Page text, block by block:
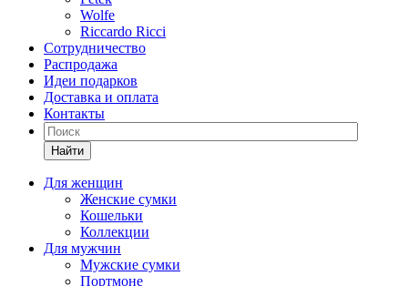
Wolfe
Riccardo Ricci
Сотрудничество
Распродажа
Идеи подарков
Доставка и оплата
Контакты
Найти
Для женщин
Женские сумки
Кошельки
Коллекции
Для мужчин
Мужские сумки
Портмоне